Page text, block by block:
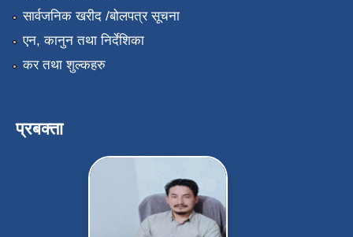
सार्वजनिक खरीद /बोलपत्र सूचना
एन, कानुन तथा निर्देशिका
कर तथा शुल्कहरु
प्रबक्ता